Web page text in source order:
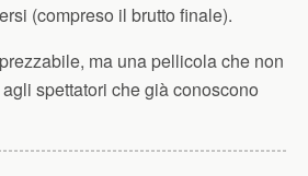
(compreso il brutto finale).
ma una pellicola che non
spettatori che già conoscono